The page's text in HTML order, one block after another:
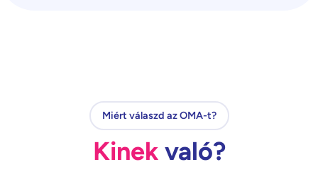
Miért válaszd az OMA-t?
Kinekvaló?